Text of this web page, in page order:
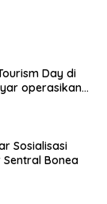
Day di
operasikan
Sosialisasi
Bonea